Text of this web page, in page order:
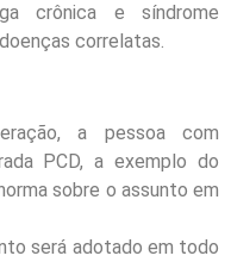
crônica e síndrome
correlatas.
a pessoa com
PCD, a exemplo do
sobre o assunto em
será adotado em todo